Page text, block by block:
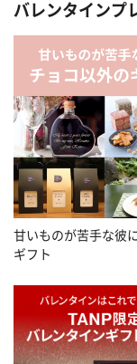
バレンタインプ
甘いものが苦手な彼
ギフト